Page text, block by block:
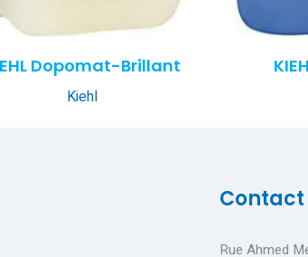
Dopomat-Brillant
Kiehl
Contact
Rue Ahmed